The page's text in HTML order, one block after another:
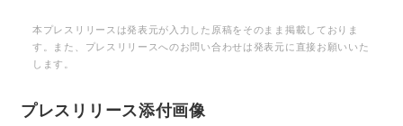
本プレスリリースは発表元が入力した原稿をそのまま掲載しておりま
す。また、プレスリリースへのお問い合わせは発表元に直接お願いいた
します。
プレスリリース添付画像